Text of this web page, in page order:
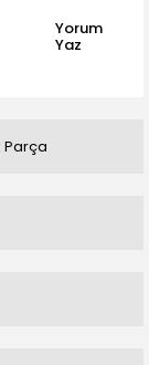
Parça
Yorum
Yaz